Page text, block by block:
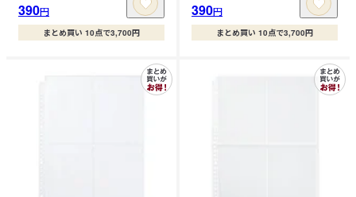
390円
まとめ買い 10点で3,700円
390円
まとめ買い 10点で3,700円